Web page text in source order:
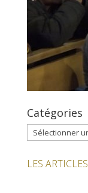
Catégories
Catégories
LES